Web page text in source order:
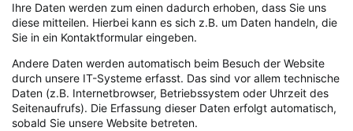
Ihre Daten werden zum einen dadurch erhoben, dass Sie uns
diese mitteilen. Hierbei kann es sich z.B. um Daten handeln, die
Sie in ein Kontaktformular eingeben.
Andere Daten werden automatisch beim Besuch der Website
durch unsere IT-Systeme erfasst. Das sind vor allem technische
Daten (z.B. Internetbrowser, Betriebssystem oder Uhrzeit des
Seitenaufrufs). Die Erfassung dieser Daten erfolgt automatisch,
sobald Sie unsere Website betreten.